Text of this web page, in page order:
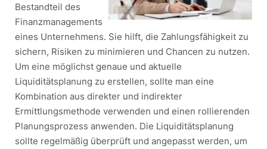
Bestandteil des
Finanzmanagements
eines Unternehmens. Sie hilft, die Zahlungsfähigkeit zu
sichern, Risiken zu minimieren und Chancen zu nutzen.
Um eine möglichst genaue und aktuelle
Liquiditätsplanung zu erstellen, sollte man eine
Kombination aus direkter und indirekter
Ermittlungsmethode verwenden und einen rollierenden
Planungsprozess anwenden. Die Liquiditätsplanung
sollte regelmäßig überprüft und angepasst werden, um